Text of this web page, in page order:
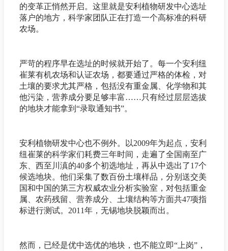
的变革正悄然开启。这里就是安利植物研发中心选址
落户的地方，科学家团队正在打造一个高标准的科研
农场。
严苛的程序早在选址的时候就开始了。每一个安利纽
崔莱有机农场和认证农场，都要通过严格的体检，对
土壤的要求尤其严格，包括没有重金属、化学物和其
他污染，营养成分要足够丰富……只有经过层层选拔
的地块才能拿到“录取通知书”。
安利植物研发中心也不例外。以2009年为起点，安利
纽崔莱的科学家们耗费三年时间，走遍了全国南至广
东、西至川滇的40多个初选地址，再从中选出了17个
候选地块。他们采集了数百份土壤样品，分别送交美
国和中国的第三方权威农业分析实验室，对包括重金
属、农药残留、营养成分、土壤结构等方面共47项指
标进行测试。2011年，无锡地块脱颖而出。
然而，已经是优中选优的地块，也不能立即“上岗”，